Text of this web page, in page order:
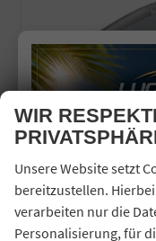
WIR
Unsere Website setzt
bereitzustellen.
verarbeiten nur die
Personalisierung, für